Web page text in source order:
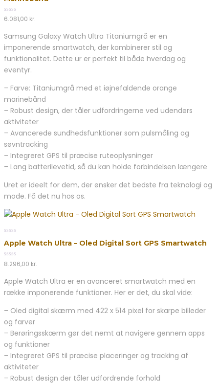
0
out
5
6.081,00 kr.
Samsung Galaxy Watch Ultra Titaniumgrå er en
imponerende smartwatch, der kombinerer stil og
funktionalitet. Dette ur er perfekt til både hverdag og
eventyr.
– Farve: Titaniumgrå med et iøjnefaldende orange
marinebånd
– Robust design, der tåler udfordringerne ved udendørs
aktiviteter
– Avancerede sundhedsfunktioner som pulsmåling og
søvntracking
– Integreret GPS til præcise ruteoplysninger
– Lang batterilevetid, så du kan holde forbindelsen længere
Uret er ideelt for dem, der ønsker det bedste fra teknologi og
mode. Få det nu hos os.
out
5
Apple Watch Ultra – Oled Digital Sort GPS Smartwatch
0
out
5
8.296,00 kr.
Apple Watch Ultra er en avanceret smartwatch med en
række imponerende funktioner. Her er det, du skal vide:
– Oled digital skærm med 422 x 514 pixel for skarpe billeder
og farver
– Berøringsskærm gør det nemt at navigere gennem apps
og funktioner
– Integreret GPS til præcise placeringer og tracking af
aktiviteter
– Robust design der tåler udfordrende forhold